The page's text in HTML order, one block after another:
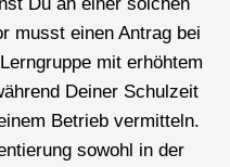
musst einen Antrag bei
mit erhöhtem
Deiner Schulzeit
Betrieb vermitteln.
sowohl in der